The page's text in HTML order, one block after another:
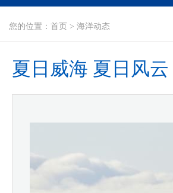
您的位置：首页 > 海洋动态
夏日威海 夏日风云